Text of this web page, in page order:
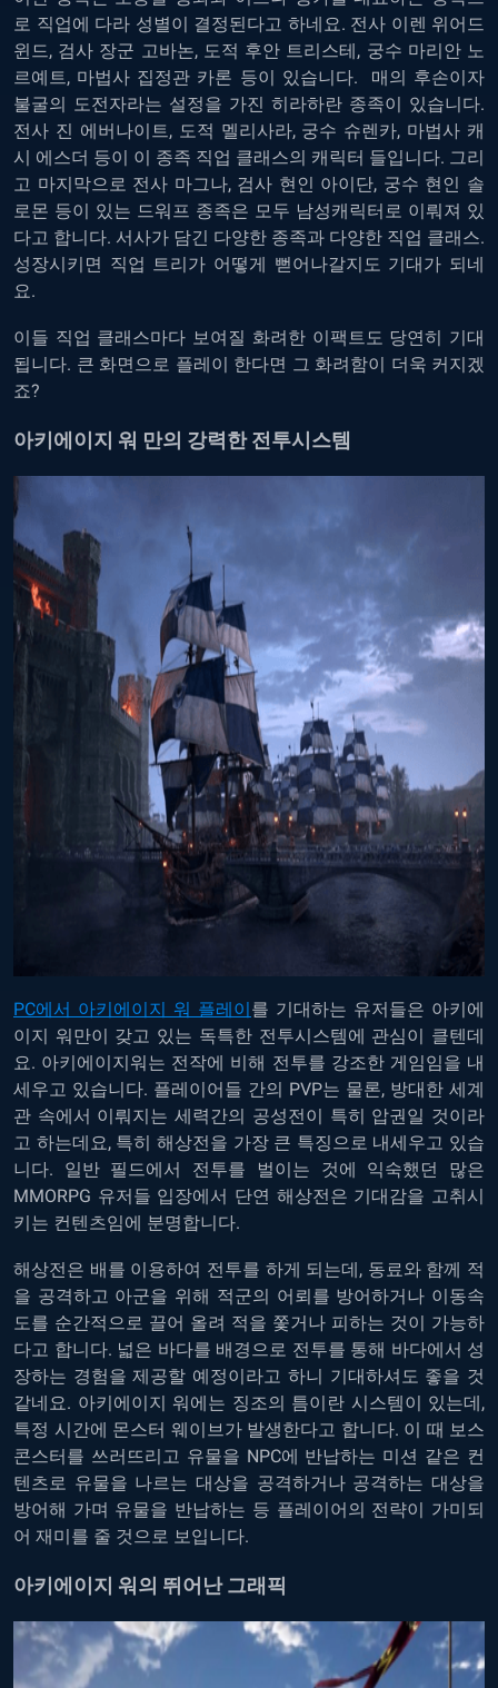
로 직업에 다라 성별이 결정된다고 하네요. 전사 이렌 위어드
윈드, 검사 장군 고바논, 도적 후안 트리스테, 궁수 마리안 노
르예트, 마법사 집정관 카론 등이 있습니다. 매의 후손이자
불굴의 도전자라는 설정을 가진 히라하란 종족이 있습니다.
전사 진 에버나이트, 도적 멜리사라, 궁수 슈렌카, 마법사 캐
시 에스더 등이 이 종족 직업 클래스의 캐릭터 들입니다. 그리
고 마지막으로 전사 마그나, 검사 현인 아이단, 궁수 현인 솔
로몬 등이 있는 드워프 종족은 모두 남성캐릭터로 이뤄져 있
다고 합니다. 서사가 담긴 다양한 종족과 다양한 직업 클래스.
성장시키면 직업 트리가 어떻게 뻗어나갈지도 기대가 되네
요.
이들 직업 클래스마다 보여질 화려한 이팩트도 당연히 기대
됩니다. 큰 화면으로 플레이 한다면 그 화려함이 더욱 커지겠
죠?
아키에이지 워 만의 강력한 전투시스템
PC에서 아키에이지 워 플레이를 기대하는 유저들은 아키에
이지 워만이 갖고 있는 독특한 전투시스템에 관심이 클텐데
요. 아키에이지워는 전작에 비해 전투를 강조한 게임임을 내
세우고 있습니다. 플레이어들 간의 PVP는 물론, 방대한 세계
관 속에서 이뤄지는 세력간의 공성전이 특히 압권일 것이라
고 하는데요, 특히 해상전을 가장 큰 특징으로 내세우고 있습
니다. 일반 필드에서 전투를 벌이는 것에 익숙했던 많은
MMORPG 유저들 입장에서 단연 해상전은 기대감을 고취시
키는 컨텐츠임에 분명합니다.
해상전은 배를 이용하여 전투를 하게 되는데, 동료와 함께 적
을 공격하고 아군을 위해 적군의 어뢰를 방어하거나 이동속
도를 순간적으로 끌어 올려 적을 쫓거나 피하는 것이 가능하
다고 합니다. 넓은 바다를 배경으로 전투를 통해 바다에서 성
장하는 경험을 제공할 예정이라고 하니 기대하셔도 좋을 것
같네요. 아키에이지 워에는 징조의 틈이란 시스템이 있는데,
특정 시간에 몬스터 웨이브가 발생한다고 합니다. 이 때 보스
콘스터를 쓰러뜨리고 유물을 NPC에 반납하는 미션 같은 컨
텐츠로 유물을 나르는 대상을 공격하거나 공격하는 대상을
방어해 가며 유물을 반납하는 등 플레이어의 전략이 가미되
어 재미를 줄 것으로 보입니다.
아키에이지 워의 뛰어난 그래픽